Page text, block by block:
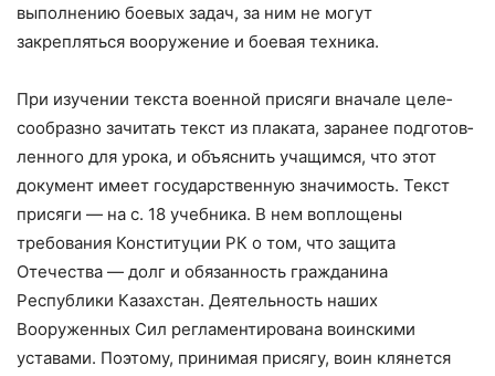
выполнению боевых задач, за ним не могут
закрепляться вооружение и боевая техника.
При изучении текста военной присяги вначале целе­
сообразно зачитать текст из плаката, заранее подготов­
ленного для урока, и объяснить учащимся, что этот
документ имеет государственную значимость. Текст
присяги — на с. 18 учебника. В нем воплощены
требования Конституции РК о том, что защита
Отечества — долг и обязанность гражданина
Республики Казахстан. Деятельность наших
Вооруженных Сил регламентирована воинскими
уставами. Поэтому, принимая присягу, воин клянется